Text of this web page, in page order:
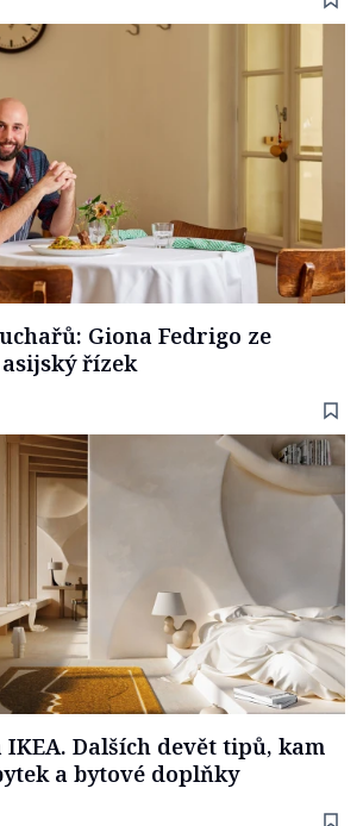
Giona Fedrigo ze
řízek
IKEA. Dalších devět tipů, kam
a bytové doplňky